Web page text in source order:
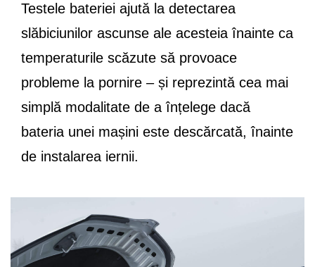
Testele bateriei ajută la detectarea
slăbiciunilor ascunse ale acesteia înainte ca
temperaturile scăzute să provoace
probleme la pornire – și reprezintă cea mai
simplă modalitate de a înțelege dacă
bateria unei mașini este descărcată, înainte
de instalarea iernii.